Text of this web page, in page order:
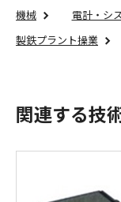
機械 電計・シ
製鉄プラント操業
関連する技